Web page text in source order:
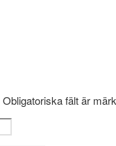
Obligatoriska fält är